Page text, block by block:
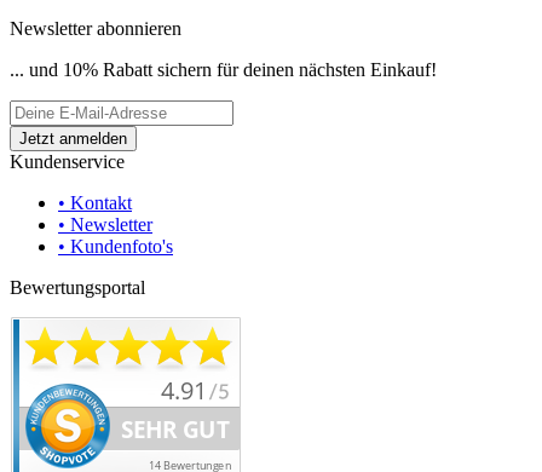
Newsletter abonnieren
... und 10% Rabatt sichern für deinen nächsten Einkauf!
Kundenservice
• Kontakt
• Newsletter
• Kundenfoto's
Bewertungsportal